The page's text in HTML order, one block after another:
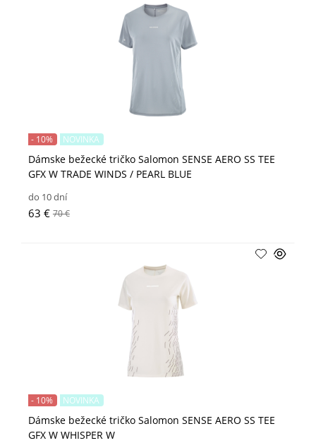
Dámske bežecké tričko Salomon SENSE AERO SS TEE
GFX W TRADE WINDS / PEARL BLUE
- 10% NOVINKA
do 10 dní
63 € 70 €
Dámske bežecké tričko Salomon SENSE AERO SS TEE
GFX W WHISPER W
- 10% NOVINKA